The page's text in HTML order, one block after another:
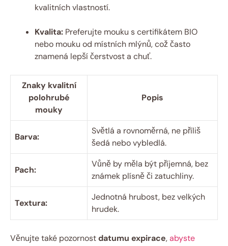
kvalitních vlastností.
Kvalita: Preferujte mouku s certifikátem BIO
nebo mouku od místních mlýnů, což často
znamená lepší čerstvost a chuť.
Znaky kvalitní
polohrubé
mouky
Popis
Barva:
Světlá a rovnoměrná, ne příliš
šedá nebo vybledlá.
Pach:
Vůně by měla být příjemná, bez
známek plísně či zatuchliny.
Textura:
Jednotná hrubost, bez velkých
hrudek.
Věnujte také pozornostdatumu expirace,abyste